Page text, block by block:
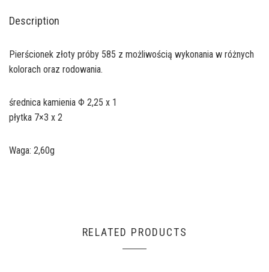
Description
Pierścionek złoty próby 585 z możliwością wykonania w różnych
kolorach oraz rodowania.
średnica kamienia Φ 2,25 x 1
płytka 7×3 x 2
Waga: 2,60g
RELATED PRODUCTS